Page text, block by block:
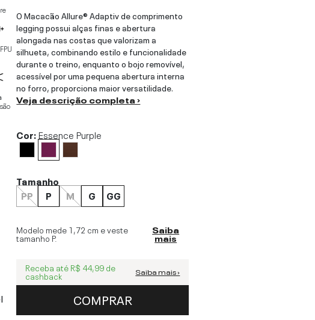
O Macacão Allure® Adaptiv de comprimento
legging possui alças finas e abertura
alongada nas costas que valorizam a
silhueta, combinando estilo e funcionalidade
durante o treino, enquanto o bojo removível,
acessível por uma pequena abertura interna
no forro, proporciona maior versatilidade.
Veja descrição completa ›
Cor:Essence Purple
Tamanho
PP
P M G GG
Modelo mede 1,72 cm e veste
tamanho P.
Saiba
mais
Receba até R$ 44,99 de
cashback Saiba mais ›
COMPRAR